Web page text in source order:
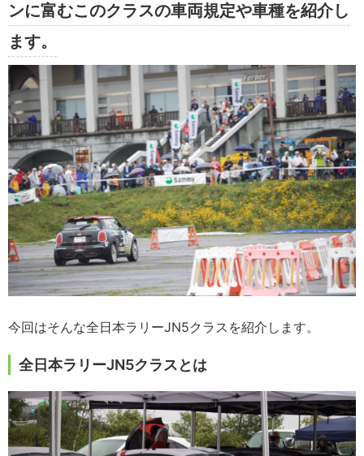
ンに富むこのクラスの車両規定や車種を紹介し
ます。
今回はそんな全日本ラリーJN5クラスを紹介します。
全日本ラリーJN5クラスとは